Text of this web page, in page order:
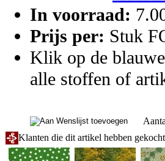
In voorraad:
Prijs per: Stuk
Klik op de
alle stoffen of
Klanten die dit artikel hebben